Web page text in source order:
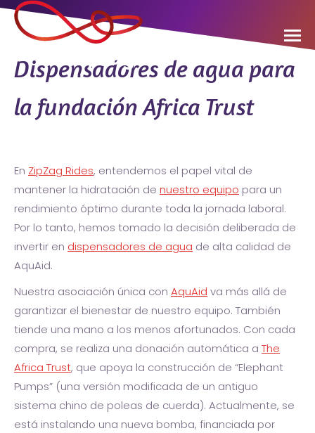
Dispensadores de agua para
la fundación Africa Trust
En ZipZag Rides, entendemos el papel vital de
mantener la hidratación de nuestro equipo para un
rendimiento óptimo durante toda la jornada laboral.
Por lo tanto, hemos tomado la decisión deliberada de
invertir en dispensadores de agua de alta calidad de
AquAid.
Nuestra asociación única con AquAid va más allá de
garantizar el bienestar de nuestro equipo. También
tiende una mano a los menos afortunados. Con cada
compra, se realiza una donación automática a The
Africa Trust, que apoya la construcción de “Elephant
Pumps” (una versión modificada de un antiguo
sistema chino de poleas de cuerda). Actualmente, se
está instalando una nueva bomba, financiada por